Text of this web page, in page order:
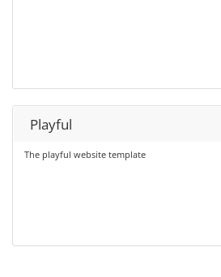
Playful
The playful website template